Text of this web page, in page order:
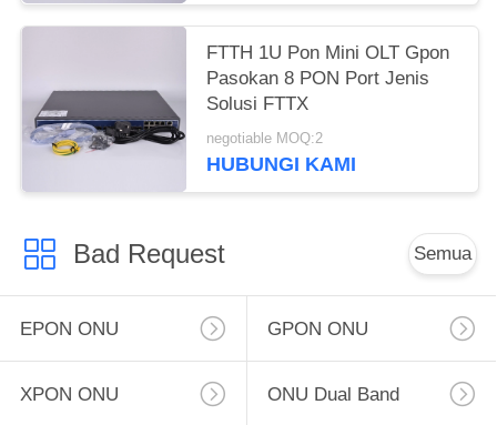
FTTH 1U Pon Mini OLT Gpon
Pasokan 8 PON Port Jenis
Solusi FTTX
negotiable MOQ:2
HUBUNGI KAMI
Bad Request Semua
EPON ONU GPON ONU
XPON ONU ONU Dual Band